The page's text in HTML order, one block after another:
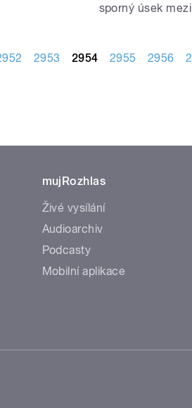
sporný úsek
2953 2954 2955 2956
mujRozhlas
Živé vysílání
Audioarchiv
Podcasty
Mobilní aplikace